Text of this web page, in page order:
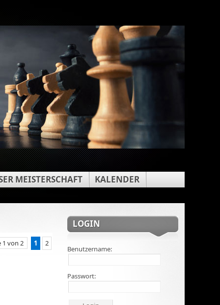
MEISTERSCHAFT KALENDER
1 von 2 1 2
LOGIN
Benutzername:
Passwort: